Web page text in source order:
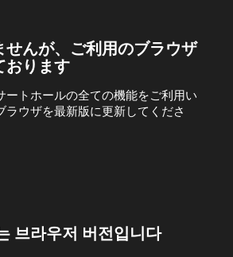
せんが、ご利用のブラウザ
おります
ートホールの全ての機能をご利用い
ラウザを最新版に更新してくださ
브라우저 버전입니다